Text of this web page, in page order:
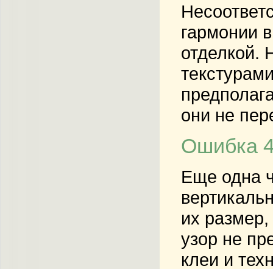
гармонии
отделкой.
они не
Ошибка
Еще одна
их
узор не
клеи и